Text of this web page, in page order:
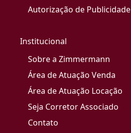
Autorização de Publicidade
Institucional
Sobre a Zimmermann
Área de Atuação Venda
Área de Atuação Locação
Seja Corretor Associado
Contato